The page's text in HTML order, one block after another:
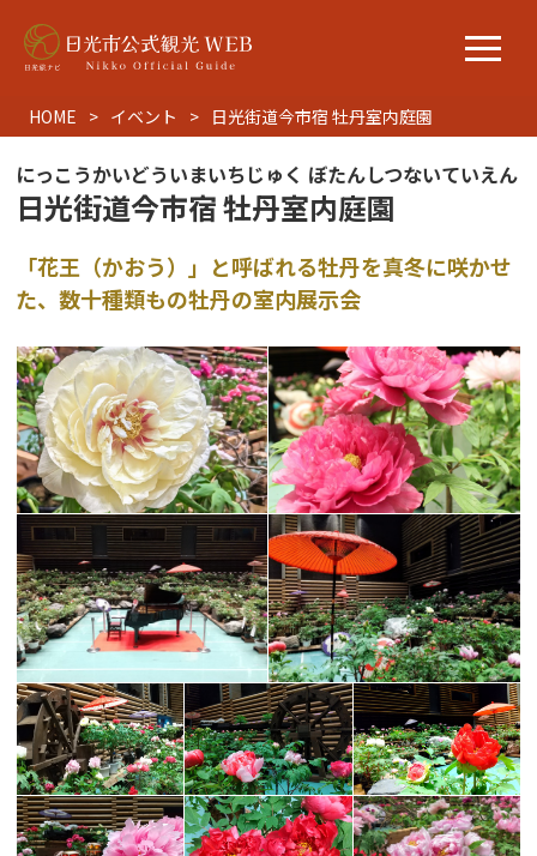
HOME イベント 日光街道今市宿 牡丹室内庭園
にっこうかいどういまいちじゅく ぼたんしつないていえん
日光街道今市宿 牡丹室内庭園
「花王（かおう）」と呼ばれる牡丹を真冬に咲かせ
た、数十種類もの牡丹の室内展示会